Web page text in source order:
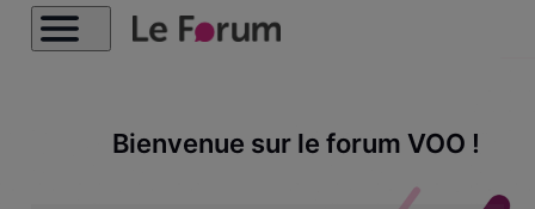
Bienvenue sur le forum VOO !